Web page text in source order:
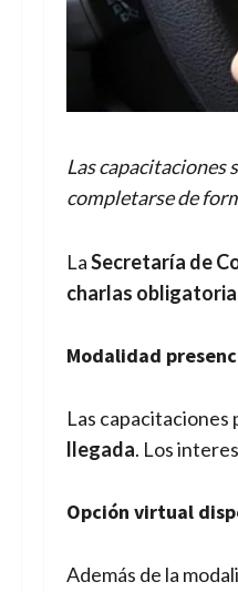
Las capacitaciones
completarse de
LaSecretaría de
charlas
Modalidad
Las capacitaciones
llegada. Los
Opción virtual
Además de la